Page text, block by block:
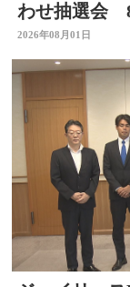
わせ抽選会
2026年08月01日